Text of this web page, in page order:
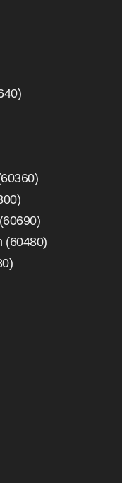
(60480)